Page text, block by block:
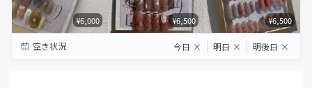
¥6,000 ¥6,500 ¥6,500
空き状況 今日 × 明日 × 明後日 ×